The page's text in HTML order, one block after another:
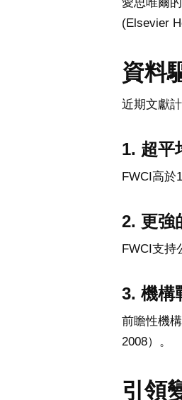
愛思唯爾
(Elsevier
資料
近期文獻
1. 超平
FWCI高於
2. 更強
FWCI支持
3. 機構
前瞻性機
2008）。
引領